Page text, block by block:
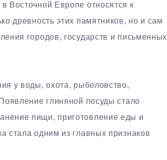
Восточной Европе относятся к
древность этих памятников, но и сам
городов, государств и письменных
у воды, охота, рыболовство,
глиняной посуды стало
пищи, приготовление еды и
стала одним из главных признаков